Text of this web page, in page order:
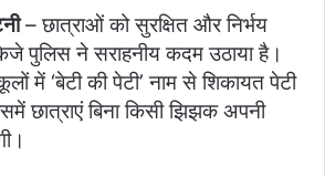
– छात्राओं को सुरक्षित और निर्भय
पुलिस ने सराहनीय कदम उठाया है।
में ‘बेटी की पेटी’ नाम से शिकायत पेटी
छात्राएं बिना किसी झिझक अपनी